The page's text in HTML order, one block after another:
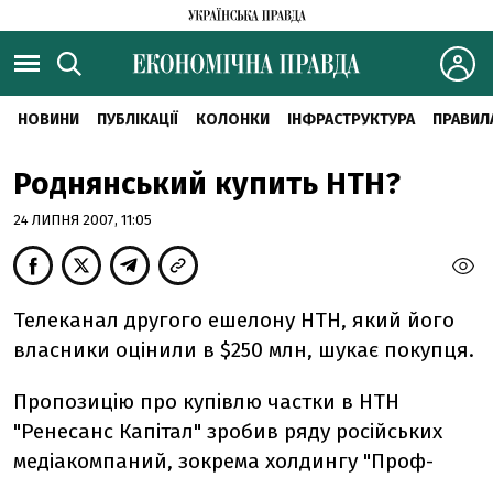
НОВИНИ ПУБЛІКАЦІЇ КОЛОНКИ ІНФРАСТРУКТУРА
Роднянський купить НТН?
24 ЛИПНЯ 2007, 11:05
Телеканал другого ешелону НТН, який його
власники оцінили в $250 млн, шукає покупця.
Пропозицію про купівлю частки в НТН
"Ренесанс Капітал" зробив ряду російських
медіакомпаний, зокрема холдингу "Проф-